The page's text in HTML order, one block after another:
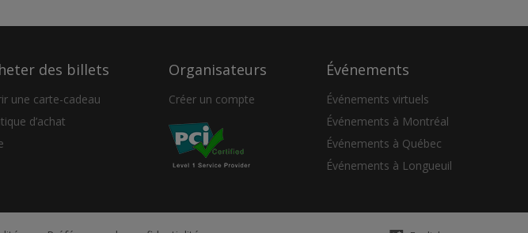
des billets
une carte-cadeau
d’achat
Organisateurs
Créer un compte
Événements
Événements virtuels
Événements à Montréal
Événements à Québec
Événements à Longueuil